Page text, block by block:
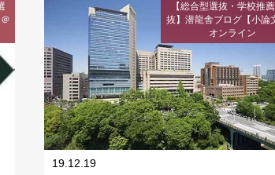
【総合型選抜・学校推
抜】潜龍舎ブログ【小論
オンライン
19.12.19